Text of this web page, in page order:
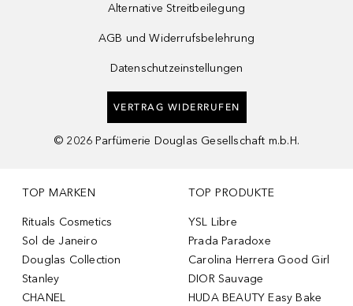
Alternative Streitbeilegung
AGB und Widerrufsbelehrung
Datenschutzeinstellungen
VERTRAG WIDERRUFEN
© 2026 Parfümerie Douglas Gesellschaft m.b.H.
TOP MARKEN
Rituals Cosmetics
Sol de Janeiro
Douglas Collection
Stanley
CHANEL
TOP PRODUKTE
YSL Libre
Prada Paradoxe
Carolina Herrera Good Girl
DIOR Sauvage
HUDA BEAUTY Easy Bake